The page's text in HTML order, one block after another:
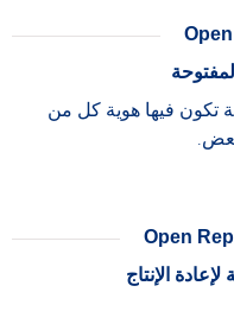
تكون فيها هوية كل من
Open
الإنتاج